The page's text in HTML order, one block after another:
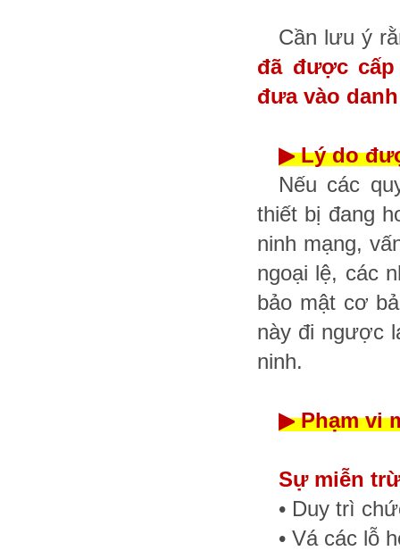
Cần lưu ý
đã được
đưa vào
▶Lý do
Nếu các
thiết bị đang
ninh mạng,
ngoại lệ, các
bảo mật cơ
này đi ngược
ninh.
▶Phạm vi
Sự miễn
• Duy trì
• Vá các lỗ